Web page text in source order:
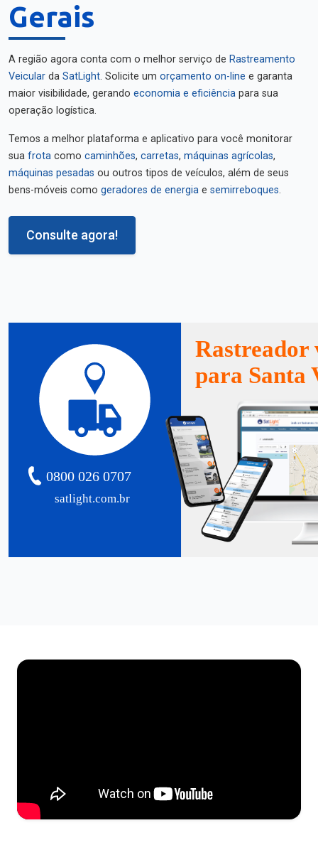
Gerais
A região agora conta com o melhor serviço de Rastreamento
Veicular da SatLight. Solicite um orçamento on-line e garanta
maior visibilidade, gerando economia e eficiência para sua
operação logística.
Temos a melhor plataforma e aplicativo para você monitorar
sua frota como caminhões, carretas, máquinas agrícolas,
máquinas pesadas ou outros tipos de veículos, além de seus
bens-móveis como geradores de energia e semirreboques.
Consulte agora!
satlight.com.br
0800 026 0707
Rastreador
para Santa